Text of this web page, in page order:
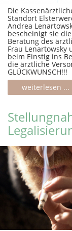
Die
Standort
Andrea
bescheinigt sie
Beratung des
Frau
beim Einstig ins
die ärztliche
GLÜCKWUNSCH!!!
weiterlesen ...